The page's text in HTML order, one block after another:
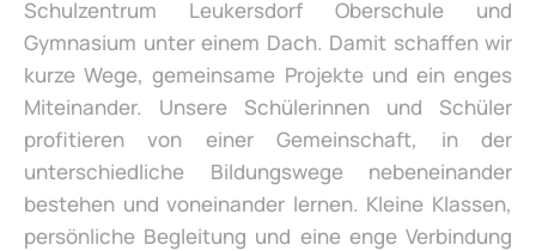
Schulzentrum Leukersdorf Oberschule und
Gymnasium unter einem Dach. Damit schaffen wir
kurze Wege, gemeinsame Projekte und ein enges
Miteinander. Unsere Schülerinnen und Schüler
profitieren von einer Gemeinschaft, in der
unterschiedliche Bildungswege nebeneinander
bestehen und voneinander lernen. Kleine Klassen,
persönliche Begleitung und eine enge Verbindung